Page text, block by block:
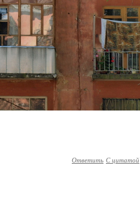
Ответить С цитатой